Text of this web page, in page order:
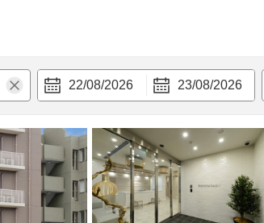
22/08/2026 23/08/2026
bật Tiện nghi